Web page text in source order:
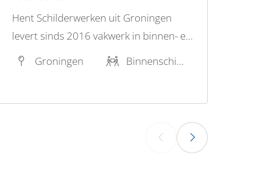
Hent Schilderwerken uit Groningen
levert sinds 2016 vakwerk in binnen- en
buitenschilderwerk, houtrot en
glaszetten, met focus op kwaliteit en
Groningen Binnenschilderwerk, Buitenschilderwerk, Houtrotreparatie
‹ ›